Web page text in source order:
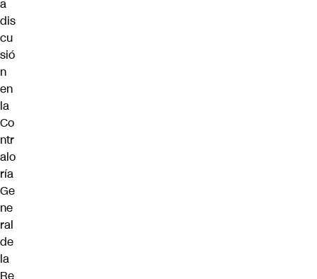
a
dis
cu
sió
n
en
la
Co
ntr
alo
ría
Ge
ne
ral
de
la